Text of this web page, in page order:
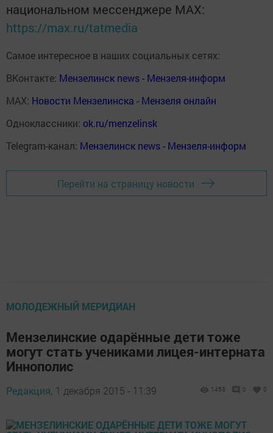
национальном мессенджере MАХ:
https://max.ru/tatmedia
Самое интересное в наших социальных сетях:
ВКонтакте: Мензелинск news - Мензеля-информ
MAX: Новости Мензелинска - Мензеля онлайн
Одноклассники: ok.ru/menzelinsk
Telegram-канал: Мензелинск news - Мензеля-информ
Перейти на страницу новости
МОЛОДЕЖНЫЙ МЕРИДИАН
Мензелинские одарённые дети тоже
могут стать учениками лицея-интерната
Иннополис
Редакция, 1 декабря 2015 - 11:39 1453 0 0